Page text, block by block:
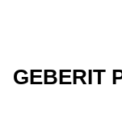
GEBERIT